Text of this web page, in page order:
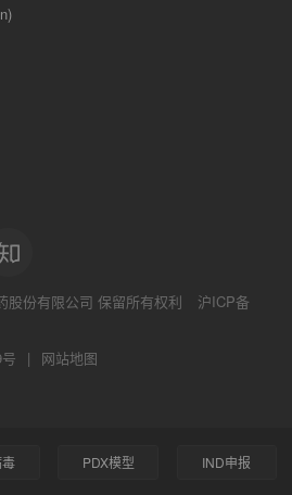
股份有限公司 保留所有权利
沪ICP备
|
网站地图
PDX模型
IND申报